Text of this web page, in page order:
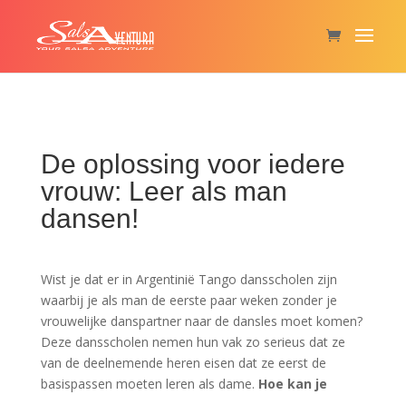
De oplossing voor iedere
vrouw: Leer als man
dansen!
Wist je dat er in Argentinië Tango dansscholen zijn
waarbij je als man de eerste paar weken zonder je
vrouwelijke danspartner naar de dansles moet komen?
Deze dansscholen nemen hun vak zo serieus dat ze
van de deelnemende heren eisen dat ze eerst de
basispassen moeten leren als dame. Hoe kan je